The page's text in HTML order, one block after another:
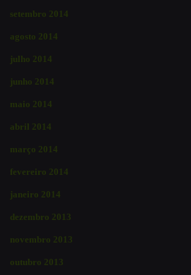
setembro 2014
agosto 2014
julho 2014
junho 2014
maio 2014
abril 2014
março 2014
fevereiro 2014
janeiro 2014
dezembro 2013
novembro 2013
outubro 2013